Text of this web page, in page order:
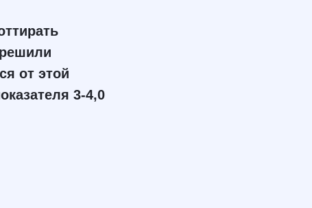
от этой
3-4,0